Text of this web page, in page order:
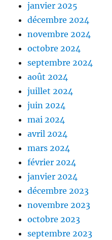
janvier 2025
décembre 2024
novembre 2024
octobre 2024
septembre 2024
août 2024
juillet 2024
juin 2024
mai 2024
avril 2024
mars 2024
février 2024
janvier 2024
décembre 2023
novembre 2023
octobre 2023
septembre 2023